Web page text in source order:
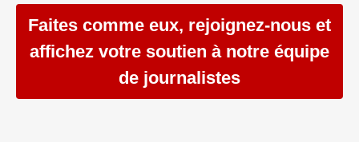
Faites comme eux, rejoignez-nous et
affichez votre soutien à notre équipe
de journalistes